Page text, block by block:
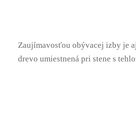
Zaujímavosťou obývacej izby je
drevo umiestnená pri stene s